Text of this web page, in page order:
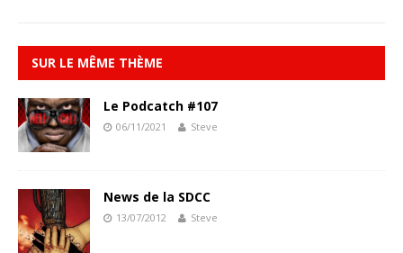
SUR LE MÊME THÈME
Le Podcatch #107
06/11/2021 Steve
News de la SDCC
13/07/2012 Steve